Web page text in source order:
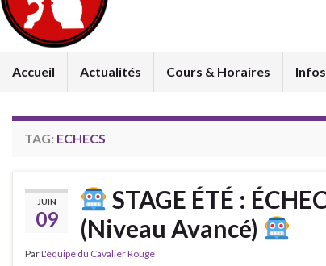
Accueil Actualités Cours & Horaires
TAG: ECHECS
JUIN
09
STAGE ÉTÉ :
(Niveau Avancé)
ParL'équipe du Cavalier Rouge